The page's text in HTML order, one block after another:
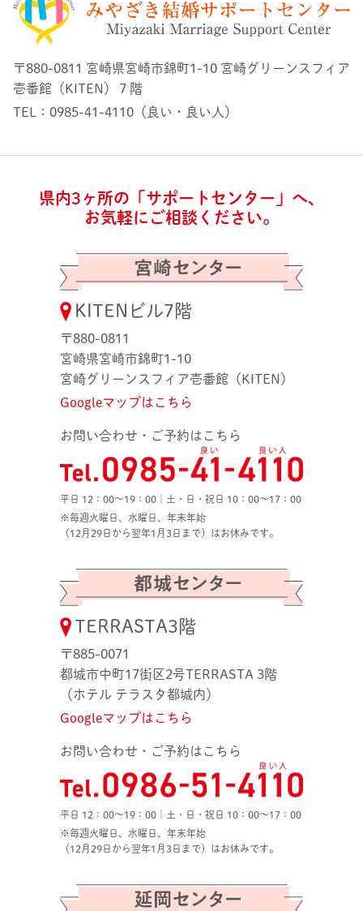
〒880-0811 宮崎県宮崎市錦町1-10 宮崎グリーンスフィア
壱番館（KITEN）７階
TEL：0985-41-4110（良い・良い人）
県内3ヶ所の「サポートセンター」へ、
お気軽にご相談ください。
KITENビル7階
〒880-0811
宮崎県宮崎市錦町1-10
宮崎グリーンスフィア壱番館（KITEN）
Googleマップはこちら
お問い合わせ・ご予約はこちら
平日 12：00〜19：00｜土・日・祝日 10：00〜17：00
※毎週火曜日、水曜日、年末年始
（12月29日から翌年1月3日まで）はお休みです。
TERRASTA3階
〒885-0071
都城市中町17街区2号TERRASTA 3階
（ホテル テラスタ都城内）
Googleマップはこちら
お問い合わせ・ご予約はこちら
平日 12：00〜19：00｜土・日・祝日 10：00〜17：00
※毎週火曜日、水曜日、年末年始
（12月29日から翌年1月3日まで）はお休みです。